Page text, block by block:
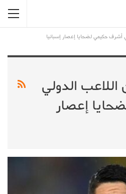
أشرف حكيمي لضحايا إعصار إسبانيا
الدولي
إعصار